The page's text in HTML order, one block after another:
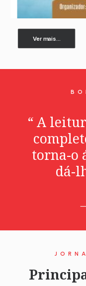
Ver mais...
“ A
torna-o
dá-